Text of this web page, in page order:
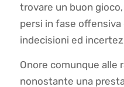
trovare un buon
persi in fase offensiva
indecisioni ed
Onore comunque alle
nonostante una